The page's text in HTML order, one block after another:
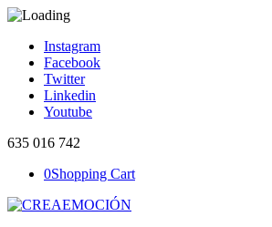
Instagram
Facebook
Twitter
Linkedin
Youtube
635 016 742
0Shopping Cart